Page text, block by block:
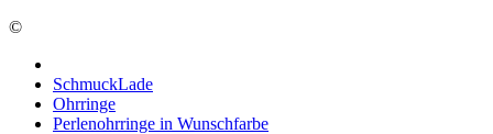
©
SchmuckLade
Ohrringe
Perlenohrringe in Wunschfarbe